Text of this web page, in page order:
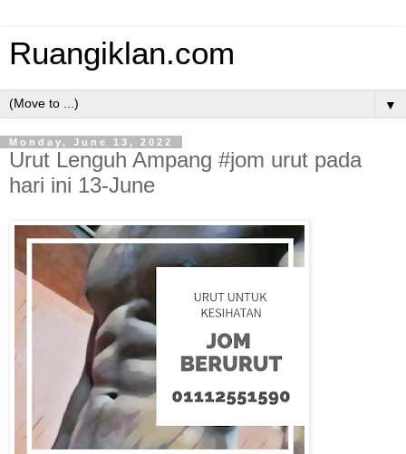
Ruangiklan.com
▼
Monday, June 13, 2022
Urut Lenguh Ampang #jom urut pada
hari ini 13-June